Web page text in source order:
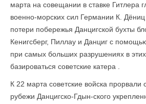
марта на совещании в ставке Гитлера
военно-морских сил Германии К.
потери побережья Данцигской бухты
Кенигсберг, Пиллау и Данциг с
при самых больших разруше­ниях в
базироваться советские катера .
К 22 марта советские войска прорвали
рубежи Данцигско-Гдын-ского